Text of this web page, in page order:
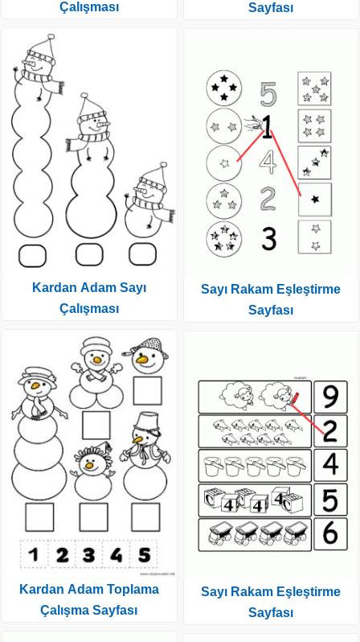
Çalışması
Kardan Adam Sayı
Çalışması
Kardan Adam Toplama
Çalışma Sayfası
Sayfası
Sayı Rakam Eşleştirme
Sayfası
Sayı Rakam Eşleştirme
Sayfası